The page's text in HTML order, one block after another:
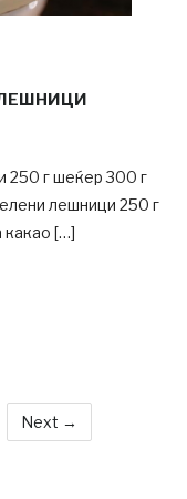
250 г шеќер 300 г
лешници 250 г
какао […]
Next →